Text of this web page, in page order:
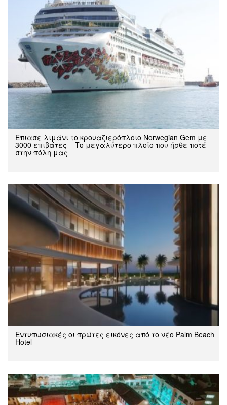
Έπιασε λιμάνι το κρουαζιερόπλοιο Norwegian Gem με
3000 επιβάτες – Το μεγαλύτερο πλοίο που ήρθε ποτέ
στην πόλη μας
Εντυπωσιακές οι πρώτες εικόνες από το νέο Palm Beach
Hotel